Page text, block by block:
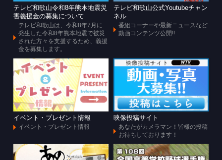
テレビ和歌山令和8年熊本地震災
害義援金の募集について
テレビ和歌山は、令和8年7月に
発生した令和8年熊本地震で被災
された方々を支援するため、義援
金を募集します。
テレビ和歌山公式Youtubeチャン
ネル
番組コーナーや最新ニュースなど
動画コンテンツ公開!!
イベント・プレゼント情報
イベント・プレゼント情報
映像投稿サイト
あなたがカメラマン！皆様の投稿
お待ちしております！